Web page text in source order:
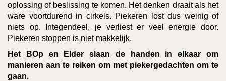
oplossing of beslissing te komen. Het denken draait als het
ware voortdurend in cirkels. Piekeren lost dus weinig of
niets op. Integendeel, je verliest er veel energie door.
Piekeren stoppen is niet makkelijk.
Het BOp en Elder slaan de handen in elkaar om
manieren aan te reiken om met piekergedachten om te
gaan.